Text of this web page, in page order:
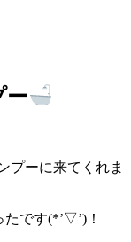
ー
プーに来てくれま
です(*’▽’)！